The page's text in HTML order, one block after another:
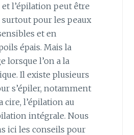
et l’épilation peut être
pour les peaux
et en
épais. Mais la
lorsque l’on a la
Il existe plusieurs
s’épiler, notamment
cire, l’épilation au
intégrale. Nous
ici les conseils pour